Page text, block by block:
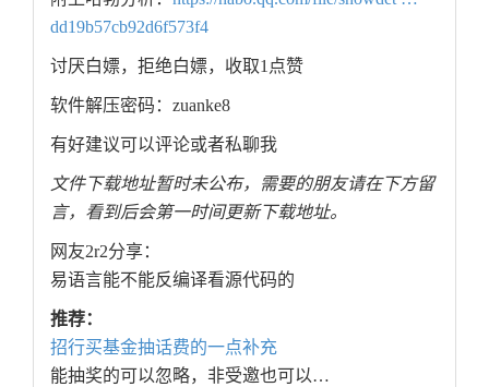
dd19b57cb92d6f573f4
讨厌白嫖，拒绝白嫖，收取1点赞
软件解压密码：zuanke8
有好建议可以评论或者私聊我
文件下载地址暂时未公布，需要的朋友请在下方留
言，看到后会第一时间更新下载地址。
网友2r2分享：
易语言能不能反编译看源代码的
推荐：
招行买基金抽话费的一点补充
能抽奖的可以忽略，非受邀也可以…